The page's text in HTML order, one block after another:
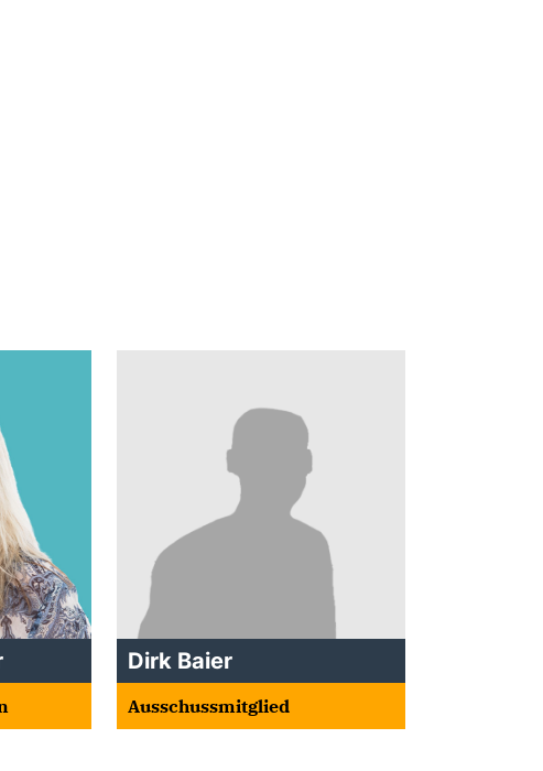
Dirk Baier
Ausschussmitglied